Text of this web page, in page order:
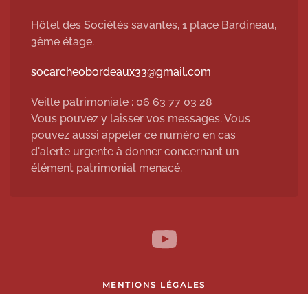
Hôtel des Sociétés savantes, 1 place Bardineau,
3ème étage.
socarcheobordeaux33@gmail.com
Veille patrimoniale : 06 63 77 03 28
Vous pouvez y laisser vos messages. Vous
pouvez aussi appeler ce numéro en cas
d'alerte urgente à donner concernant un
élément patrimonial menacé.
MENTIONS LÉGALES